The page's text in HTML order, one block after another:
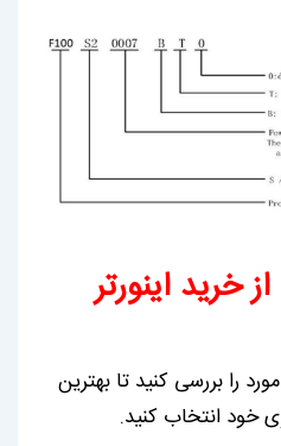
خرید اینورتر
را بررسی کنید تا بهترین
خود انتخاب کنید.